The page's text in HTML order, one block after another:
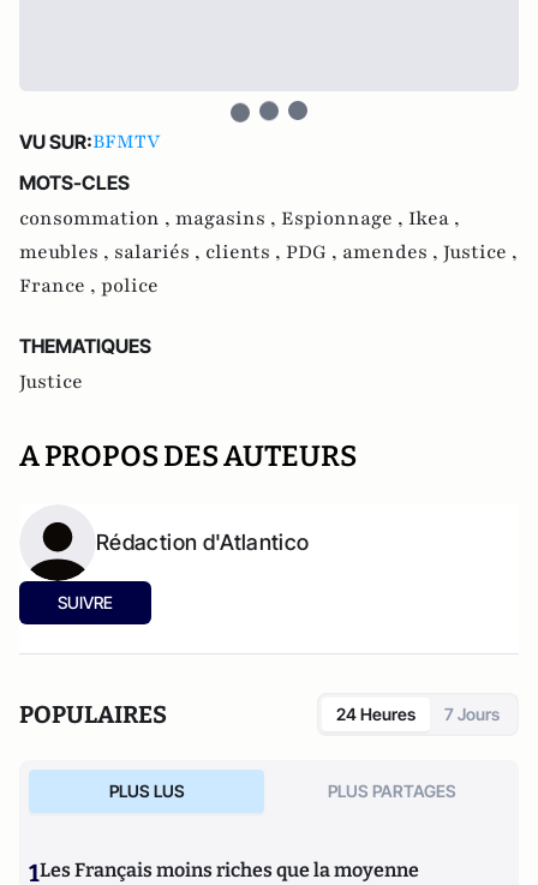
VU SUR:BFMTV
MOTS-CLES
consommation , magasins , Espionnage , Ikea ,
meubles , salariés , clients , PDG , amendes , Justice ,
France , police
THEMATIQUES
Justice
A PROPOS DES AUTEURS
Rédaction d'Atlantico
SUIVRE
POPULAIRES 24 Heures 7 Jours
PLUS LUS PLUS PARTAGES
1Les Français moins riches que la moyenne